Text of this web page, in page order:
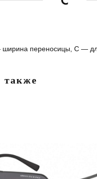
переносицы, С —
также